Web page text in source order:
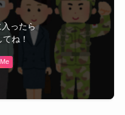
ったら
ね！